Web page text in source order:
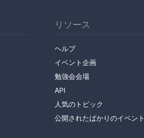
リソース
ヘルプ
イベント企画
勉強会会場
API
人気のトピック
公開されたばかりのイベント